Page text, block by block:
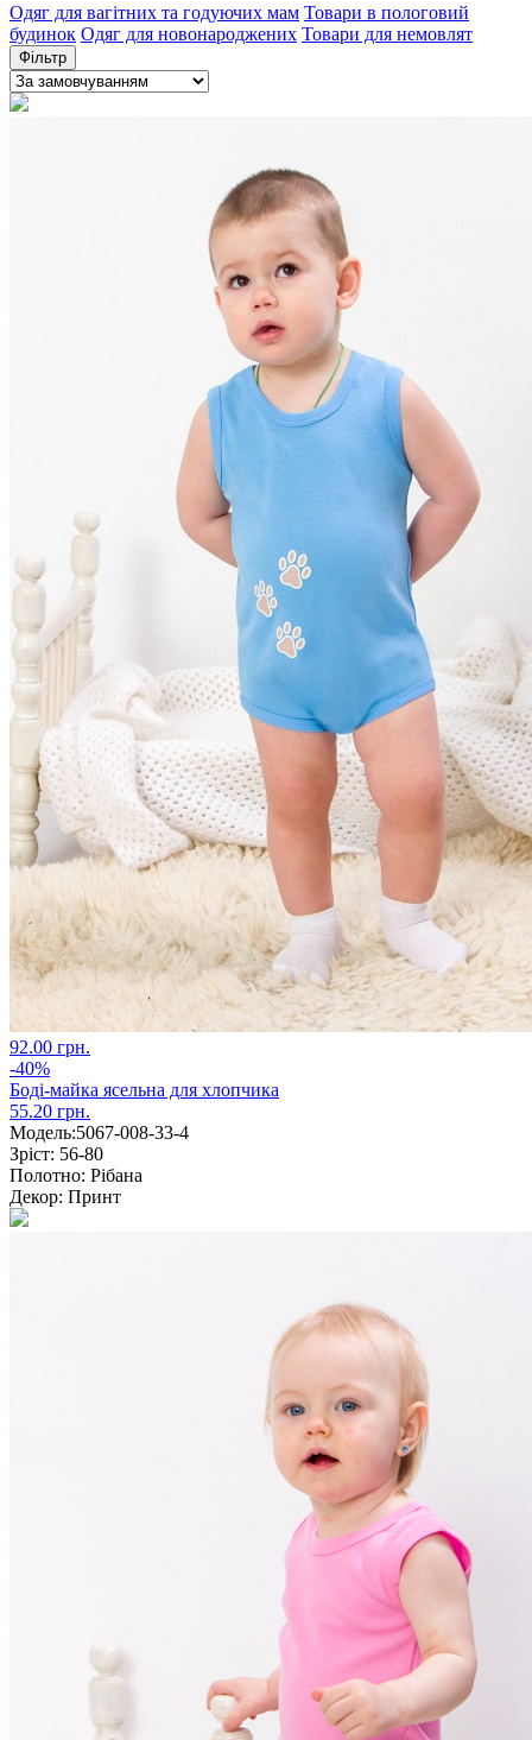
Одяг для вагітних та годуючих мам Товари в пологовий
будинок Одяг для новонароджених Товари для немовлят
Фільтр
92.00 грн.
-40%
Боді-майка ясельна для хлопчика
55.20 грн.
Модель:5067-008-33-4
Зріст: 56-80
Полотно: Рібана
Декор: Принт